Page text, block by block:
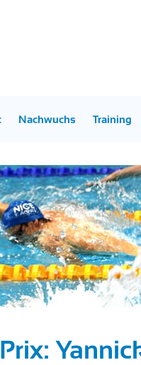
Nachwuchs Training